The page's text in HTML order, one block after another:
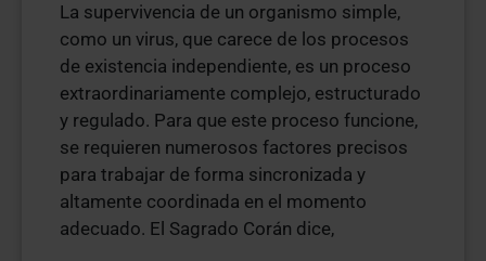
La supervivencia de un organismo simple,
como un virus, que carece de los procesos
de existencia independiente, es un proceso
extraordinariamente complejo, estructurado
y regulado. Para que este proceso funcione,
se requieren numerosos factores precisos
para trabajar de forma sincronizada y
altamente coordinada en el momento
adecuado. El Sagrado Corán dice,